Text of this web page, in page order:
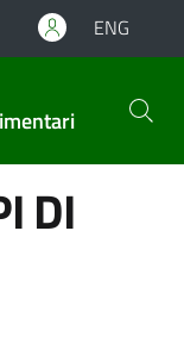
ENG
DI